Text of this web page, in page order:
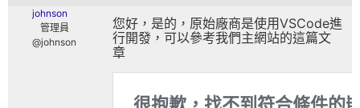
johnson
管理員
@johnson
您好，是的，原始廠商是使用VSCode進
行開發，可以參考我們主網站的這篇文
章